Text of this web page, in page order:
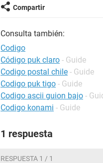
Compartir
Consulta también:
Codigo
Código puk claro - Guide
Codigo postal chile - Guide
Codigo puk tigo - Guide
Codigo ascii guion bajo -
Codigo konami - Guide
1 respuesta
RESPUESTA 1 / 1